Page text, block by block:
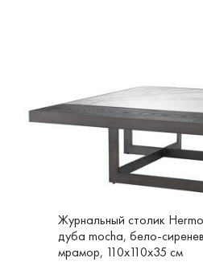
Журнальный столик
дуба mocha, бело-
мрамор, 110x110x35 см